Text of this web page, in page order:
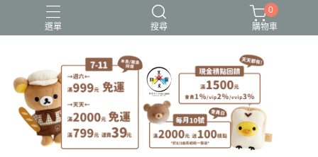
選單 搜尋
史努比歐拉夫 吉伊卡哇 憂傷馬戲團
拉拉熊
迪士尼-玩具總動員
0
購物車